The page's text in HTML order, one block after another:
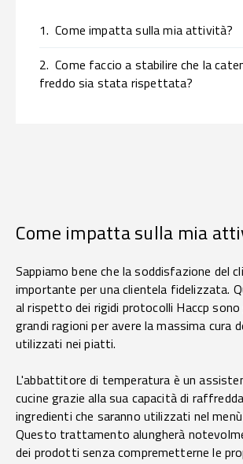
1. Come impatta sulla mia attività?
2. Come faccio a stabilire che la
freddo sia stata rispettata?
Come impatta sulla mia
Sappiamo bene che la soddisfazione del
importante per una clientela fidelizzata.
al rispetto dei rigidi protocolli Haccp sono
grandi ragioni per avere la massima cura
utilizzati nei piatti.
L'abbattitore di temperatura è un
cucine grazie alla sua capacità di
ingredienti che saranno utilizzati nel
Questo trattamento alungherà
dei prodotti senza compremetterne le